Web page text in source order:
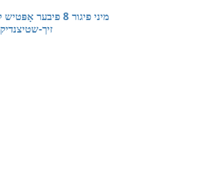
GYXTC8Y זיך-שטיצנדיק